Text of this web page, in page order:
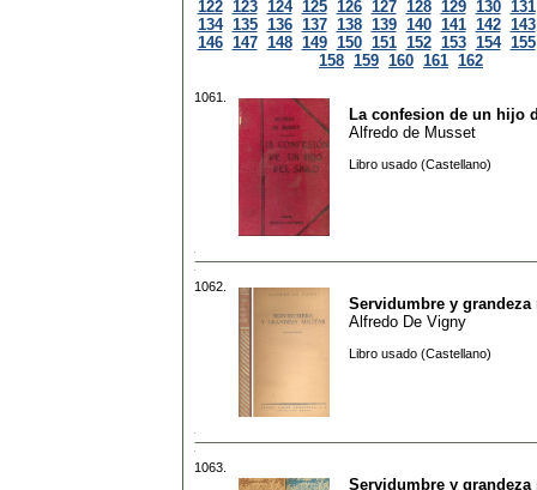
122 123 124 125 126 127 128 129 130 131
134 135 136 137 138 139 140 141 142 143
146 147 148 149 150 151 152 153 154 155
158 159 160 161 162
1061.
La confesion de un hijo
Alfredo de Musset
Libro usado (Castellano)
1062.
Servidumbre y
Alfredo De Vigny
Libro usado (Castellano)
1063.
Servidumbre y